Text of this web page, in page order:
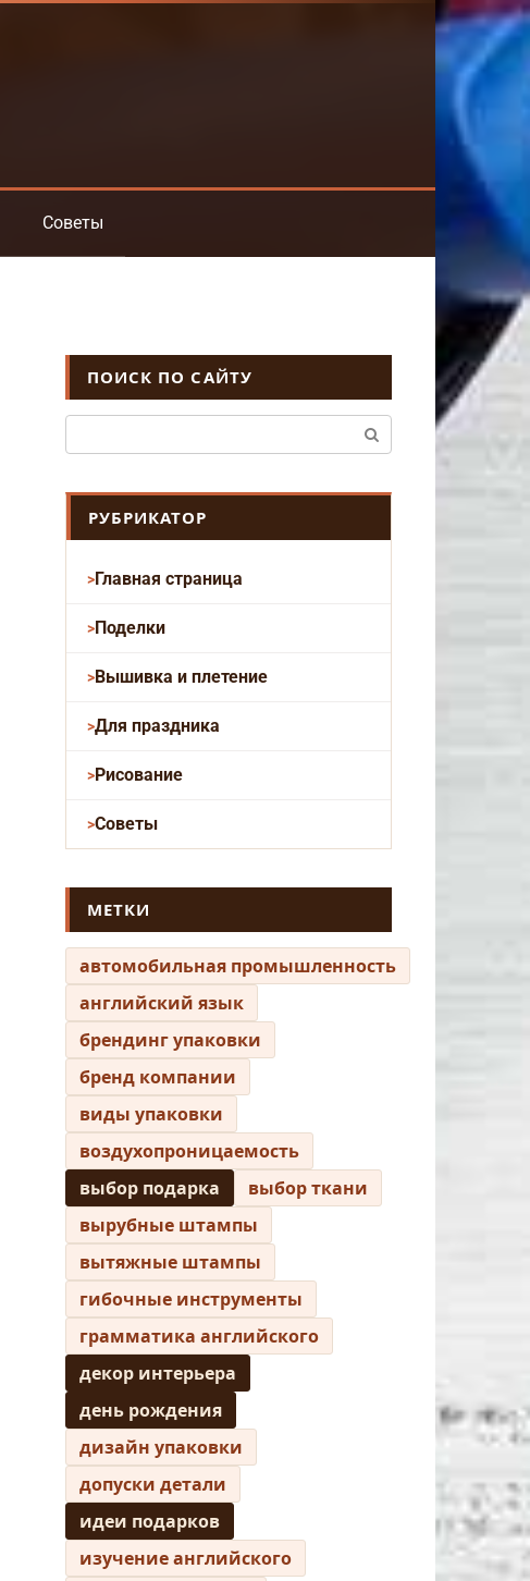
Советы
ПОИСК ПО САЙТУ
РУБРИКАТОР
Главная страница
Поделки
Вышивка и плетение
Для праздника
Рисование
Советы
МЕТКИ
автомобильная промышленность
английский язык
брендинг упаковки
бренд компании
виды упаковки
воздухопроницаемость
выбор подарка
выбор ткани
вырубные штампы
вытяжные штампы
гибочные инструменты
грамматика английского
декор интерьера
день рождения
дизайн упаковки
допуски детали
идеи подарков
изучение английского